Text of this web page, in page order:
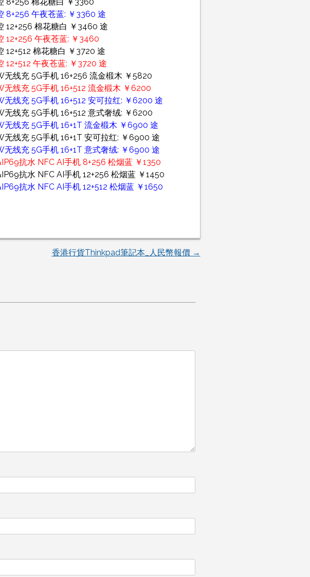
8+256 午夜苍蓝: ￥3360 途
12+256 棉花糖白 ￥3460 途
12+256 午夜苍蓝: ￥3460
棉花糖白 ￥3720 途
午夜苍蓝: ￥3720 途
线充 5G手机 16+256 流金椴木 ￥5820
线充 5G手机 16+512 流金椴木 ￥6200
线充 5G手机 16+512 安可拉红: ￥6200 途
线充 5G手机 16+512 意式奢绒: ￥6200
线充 5G手机 16+1T 流金椴木 ￥6900 途
线充 5G手机 16+1T 安可拉红: ￥6900 途
线充 5G手机 16+1T 意式奢绒: ￥6900 途
抗水 NFC AI手机 8+256 松烟蓝 ￥1350
抗水 NFC AI手机 12+256 松烟蓝 ￥1450
抗水 NFC AI手机 12+512 松烟蓝 ￥1650
香港行貨Thinkpad筆記本_人民幣報價 →